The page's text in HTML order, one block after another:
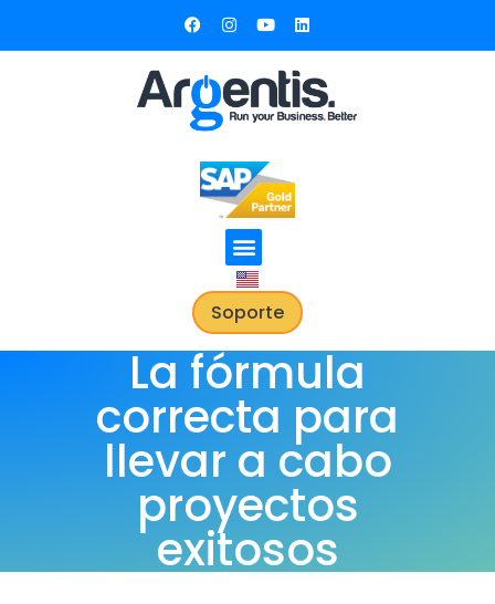
Soporte
La fórmula
correcta para
llevar a cabo
proyectos
exitosos